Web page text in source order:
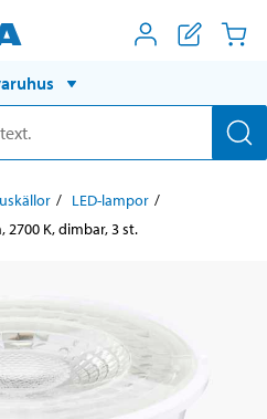
LED-lampor
2700 K, dimbar, 3 st.